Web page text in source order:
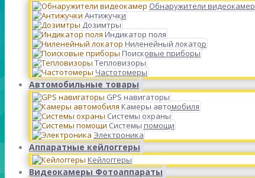
Обнаружители видеокамер
Антижучки
Дозимтры
Индикатор поля
Ниленейный локатор
Поисковые приборы
Тепловизоры
Частотомеры
Автомобильные товары
GPS навигаторы
Камеры автомобиля
Системы охраны
Системы помощи
Электроника
Аппаратные кейлоггеры
Кейлоггеры
Видеокамеры Фотоаппараты